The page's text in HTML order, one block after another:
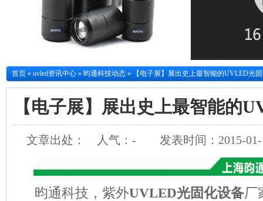
首页 » uvled资讯中心 » 昀通科技动态 » 【电子展】展出史上最智能的UVLED光
【电子展】展出史上最智能的
文章出处： 人气： - 发表时间：2015-
昀通科技，紫外UVLED光固化设备厂